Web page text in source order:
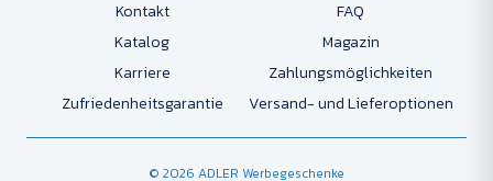
Kontakt
FAQ
Katalog
Magazin
Karriere
Zahlungsmöglichkeiten
Zufriedenheitsgarantie
Versand- und Lieferoptionen
© 2026 ADLER Werbegeschenke